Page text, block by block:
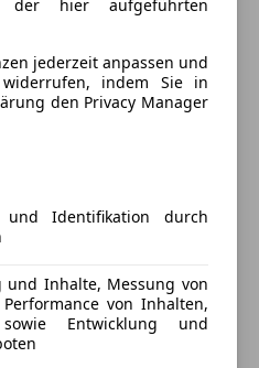
einstellbar
der hier aufgeführten
jederzeit anpassen und
indem Sie in
den Privacy Manager
und Identifikation durch
und Inhalte, Messung von
von Inhalten,
sowie Entwicklung und